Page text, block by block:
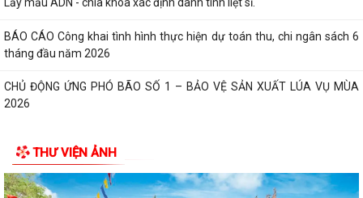
Lấy mẫu ADN - chìa khóa xác định danh tính liệt sĩ.
BÁO CÁO Công khai tình hình thực hiện dự toán thu, chi ngân sách 6
tháng đầu năm 2026
CHỦ ĐỘNG ỨNG PHÓ BÃO SỐ 1 – BẢO VỆ SẢN XUẤT LÚA VỤ MÙA
2026
XÚC CỬ TRI CHUẨN BỊ KỲ HỌP THƯỜNG LỆ...
Công điện phòng chống bão số 1 (Bão MAYSAK) và mưa lũ sau bão
THƯ VIỆN ẢNH